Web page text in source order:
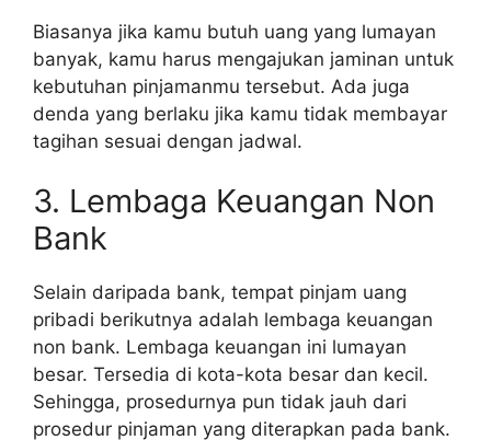
Biasanya jika kamu butuh uang yang lumayan
banyak, kamu harus mengajukan jaminan untuk
kebutuhan pinjamanmu tersebut. Ada juga
denda yang berlaku jika kamu tidak membayar
tagihan sesuai dengan jadwal.
3. Lembaga Keuangan Non
Bank
Selain daripada bank, tempat pinjam uang
pribadi berikutnya adalah lembaga keuangan
non bank. Lembaga keuangan ini lumayan
besar. Tersedia di kota-kota besar dan kecil.
Sehingga, prosedurnya pun tidak jauh dari
prosedur pinjaman yang diterapkan pada bank.